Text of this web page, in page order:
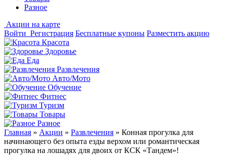
Разное
Акции на карте
Войти Регистрация Бесплатные купоны Разместить акцию
Красота
Здоровье
Еда
Развлечения
Авто/Мото
Обучение
Фитнес
Туризм
Товары
Разное
Главная » Акции » Развлечения » Конная прогулка для
начинающего без опыта езды верхом или романтическая
прогулка на лошадях для двоих от КСК «Тандем»!